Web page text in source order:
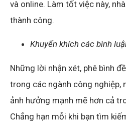
và online. Làm tốt việc này,
thành công.
Khuyến khích các bình
Những lời nhận xét, phê bình
trong các ngành công nghiệp,
ảnh hưởng mạnh mẽ hơn cả
Chẳng hạn mỗi khi bạn tìm